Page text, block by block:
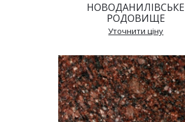
НОВОДАНИЛІВСЬКЕ
РОДОВИЩЕ
Уточнити ціну